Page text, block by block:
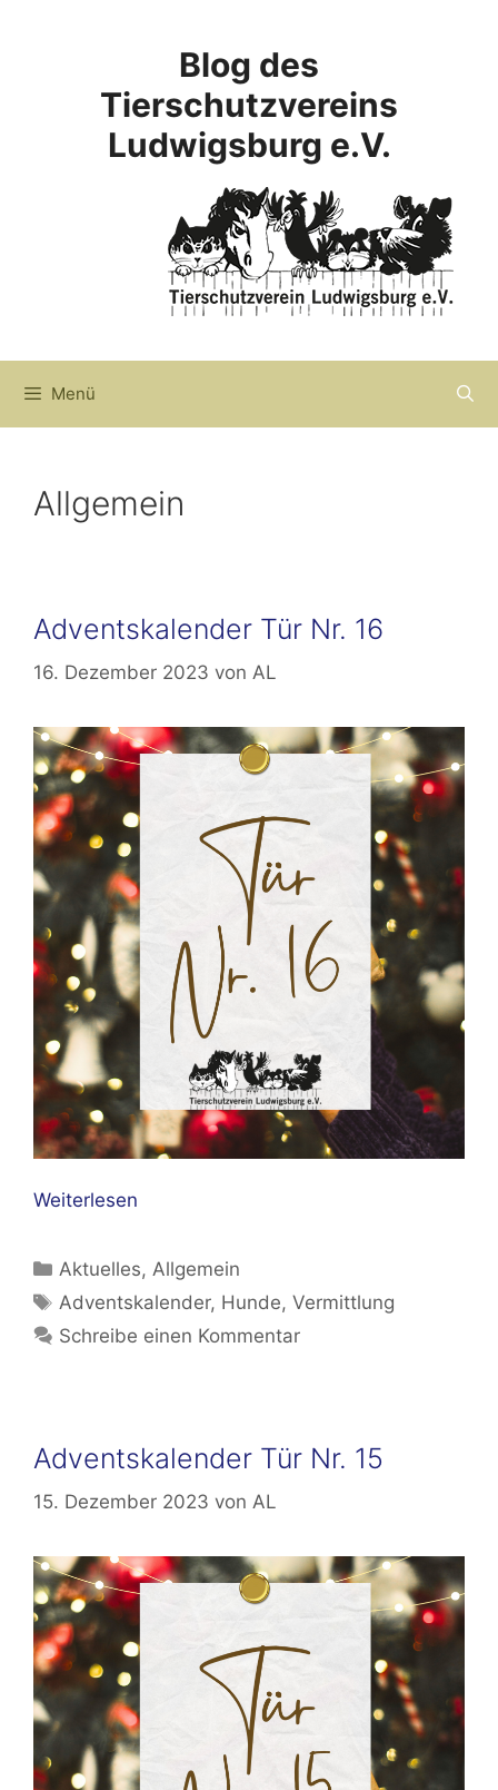
Blog des
Tierschutzvereins
Ludwigsburg e.V.
Menü
Allgemein
Adventskalender Tür Nr. 16
16. Dezember 2023 von AL
Weiterlesen
Kategorien
Aktuelles,Allgemein
Schlagwörter
Adventskalender, Hunde,Vermittlung
Schreibe einen Kommentar
Adventskalender Tür Nr. 15
15. Dezember 2023 von AL